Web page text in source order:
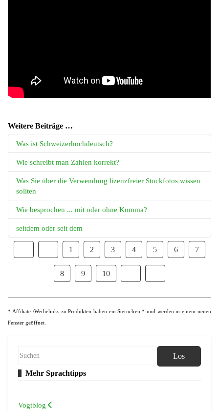
Weitere Beiträge …
Was ist Schweizerhochdeutsch?
Wie schreibt man Zahlen korrekt?
Was Sie über die Verwendung lizenzfreier Stockfotos wissen
sollten
Wie besprochen ... mit oder ohne Komma?
seitdem oder seit dem
1 2 3 4 5 6 7
8 9 10
* Affiliate-/Werbelinks zu Produkten haben ein Sternchen * und werden in einem neuen
Fenster geöffnet.
Los
Mehr Sprachtipps
Vogtblog